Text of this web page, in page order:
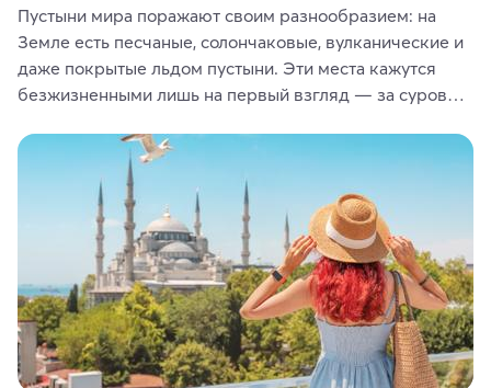
Пустыни мира поражают своим разнообразием: на
Земле есть песчаные, солончаковые, вулканические и
даже покрытые льдом пустыни. Эти места кажутся
безжизненными лишь на первый взгляд — за суровой
животные и маршруты, которые дарят одни из самых
ярких впечатлений от путешествий.